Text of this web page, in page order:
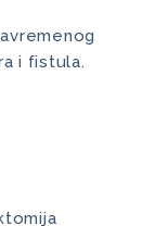
i fistula.